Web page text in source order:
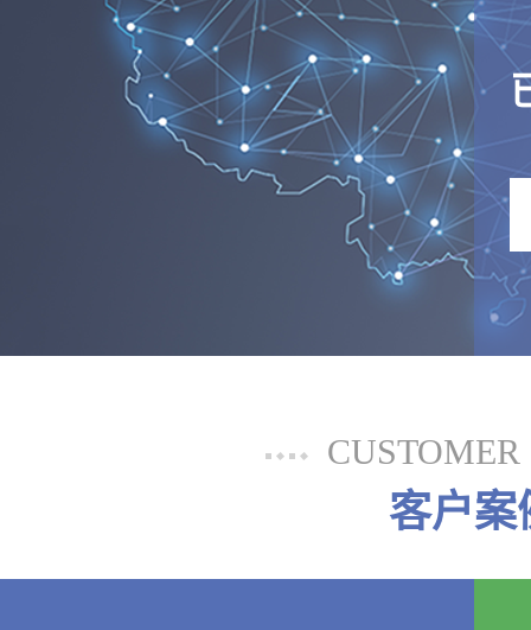
CUSTOMER
客户案